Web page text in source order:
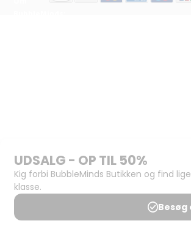
Support og
juridisk:
Spørgsmål og
svar
Medlemsbetingelser